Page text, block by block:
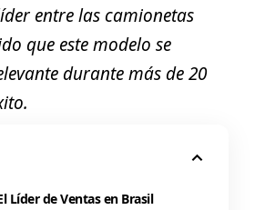
entre las camionetas
que este modelo se
durante más de 20
Líder de Ventas en Brasil